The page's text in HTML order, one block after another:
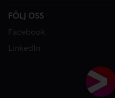
FÖLJ OSS
Facebook
LinkedIn